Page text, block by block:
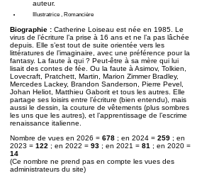
auteur.
Illustratrice , Romancière
Biographie : Catherine Loiseau est née en 1985. Le
virus de l’écriture l’a prise à 16 ans et ne l’a pas lâchée
depuis. Elle s’est tout de suite orientée vers les
littératures de l’imaginaire, avec une préférence pour la
fantasy. La faute à qui ? Peut-être à sa mère qui lui
lisait des contes de fée. Ou la faute à Asimov, Tolkien,
Lovecraft, Pratchett, Martin, Marion Zimmer Bradley,
Mercedes Lackey, Brandon Sanderson, Pierre Pevel,
Johan Heliot, Matthieu Gaborit et tous les autres. Elle
partage ses loisirs entre l’écriture (bien entendu), mais
aussi le dessin, la couture de vêtements (plus sombres
les uns que les autres), et l’apprentissage de l’escrime
renaissance italienne.
Nombre de vues en 2026 = 678 ; en 2024 = 259 ; en
2023 = 122 ; en 2022 = 93 ; en 2021 = 81 ; en 2020 =
14
(Ce nombre ne prend pas en compte les vues des
administrateurs du site)